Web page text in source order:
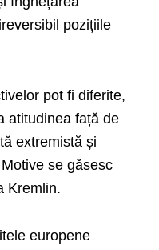
pozițiile
pot fi diferite,
atitudinea față de
extremistă și
se găsesc
Kremlin.
europene